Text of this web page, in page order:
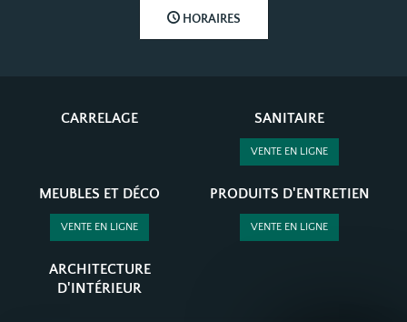
HORAIRES
CARRELAGE SANITAIRE
VENTE EN LIGNE
MEUBLES ET DÉCO
VENTE EN LIGNE
PRODUITS D'ENTRETIEN
VENTE EN LIGNE
ARCHITECTURE
D'INTÉRIEUR